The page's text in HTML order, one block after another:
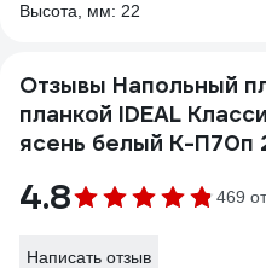
Высота, мм: 22
Отзывы Напольный
планкой IDEAL
ясень белый К-П70п
4.8 469
Написать отзыв